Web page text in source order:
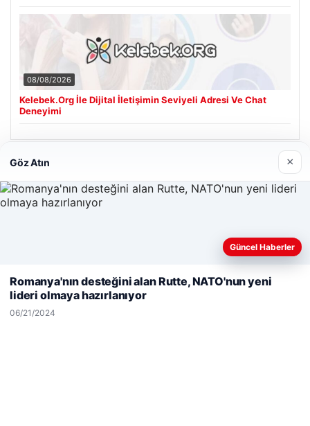
08/08/2026
Kelebek.Org İle Dijital İletişimin Seviyeli Adresi Ve Chat
Deneyimi
Son Eklenen Firmalar
Web sitemizi nasıl kullandığınızı daha iyi anlayabilmek,
kullanıyoruz.Çerez Politikamız
Kabul Et
Göz Atın ×
Güncel Haberler
Romanya'nın desteğini alan Rutte, NATO'nun yeni
lideri olmaya hazırlanıyor
06/21/2024